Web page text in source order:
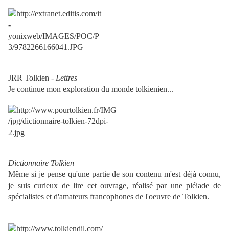
JRR Tolkien - Lettres
Je continue mon exploration du monde tolkienien...
Dictionnaire Tolkien
Même si je pense qu'une partie de son contenu m'est déjà connu,
je suis curieux de lire cet ouvrage, réalisé par une pléiade de
spécialistes et d'amateurs francophones de l'oeuvre de Tolkien.